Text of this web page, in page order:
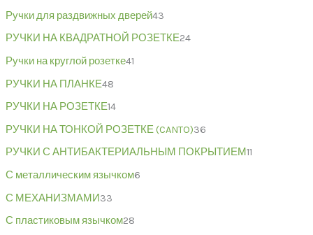
Ручки для раздвижных дверей43
РУЧКИ НА КВАДРАТНОЙ РОЗЕТКЕ24
Ручки на круглой розетке41
РУЧКИ НА ПЛАНКЕ48
РУЧКИ НА РОЗЕТКЕ14
РУЧКИ НА ТОНКОЙ РОЗЕТКЕ (CANTO)36
РУЧКИ С АНТИБАКТЕРИАЛЬНЫМ ПОКРЫТИЕМ11
С металлическим язычком6
С МЕХАНИЗМАМИ33
С пластиковым язычком28